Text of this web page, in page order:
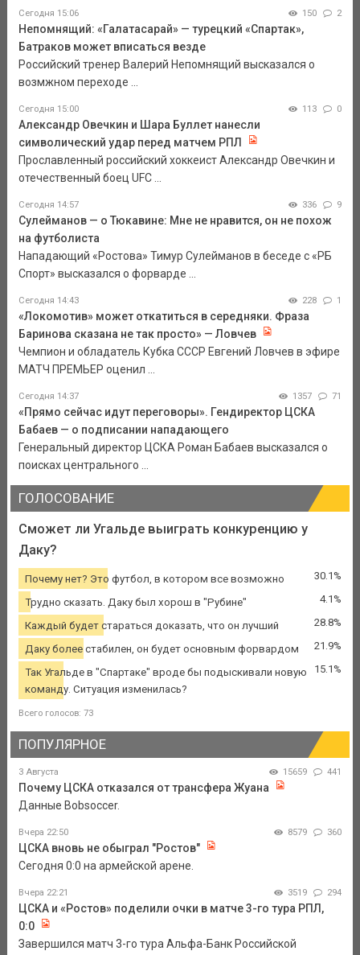
Сегодня 15:06 150 2
Непомнящий: «Галатасарай» — турецкий «Спартак»,
Батраков может вписаться везде
Российский тренер Валерий Непомнящий высказался о
возмжном переходе ...
Сегодня 15:00 113 0
Александр Овечкин и Шара Буллет нанесли
символический удар перед матчем РПЛ
Прославленный российский хоккеист Александр Овечкин и
отечественный боец UFC ...
Сегодня 14:57 336 9
Сулейманов — о Тюкавине: Мне не нравится, он не похож
на футболиста
Нападающий «Ростова» Тимур Сулейманов в беседе с «РБ
Спорт» высказался о форварде ...
Сегодня 14:43 228 1
«Локомотив» может откатиться в середняки. Фраза
Баринова сказана не так просто» — Ловчев
Чемпион и обладатель Кубка СССР Евгений Ловчев в эфире
МАТЧ ПРЕМЬЕР оценил ...
Сегодня 14:37 1357 71
«Прямо сейчас идут переговоры». Гендиректор ЦСКА
Бабаев — о подписании нападающего
Генеральный директор ЦСКА Роман Бабаев высказался о
поисках центрального ...
ГОЛОСОВАНИЕ
Сможет ли Угальде выиграть конкуренцию у
Даку?
Почему нет? Это футбол, в котором все возможно 30.1%
Трудно сказать. Даку был хорош в "Рубине" 4.1%
Каждый будет стараться доказать, что он лучший 28.8%
Даку более стабилен, он будет основным форвардом 21.9%
Так Угальде в "Спартаке" вроде бы подыскивали новую
команду. Ситуация изменилась?
15.1%
Всего голосов: 73
ПОПУЛЯРНОЕ
3 Августа 15659 441
Почему ЦСКА отказался от трансфера Жуана
Данные Bobsoccer.
Вчера 22:50 8579 360
ЦСКА вновь не обыграл "Ростов"
Сегодня 0:0 на армейской арене.
Вчера 22:21 3519 294
ЦСКА и «Ростов» поделили очки в матче 3-го тура РПЛ,
0:0
Завершился матч 3-го тура Альфа-Банк Российской